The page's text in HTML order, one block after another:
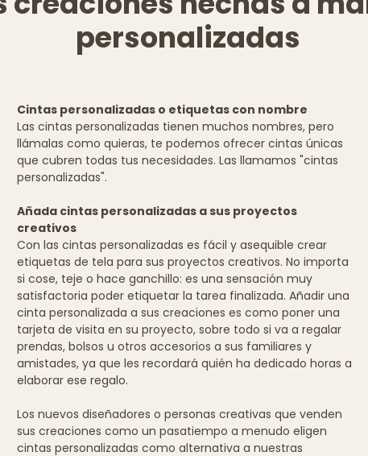
personalizadas
Cintas personalizadas o etiquetas con nombre
Las cintas personalizadas tienen muchos nombres, pero
llámalas como quieras, te podemos ofrecer cintas únicas
que cubren todas tus necesidades. Las llamamos "cintas
personalizadas".
Añada cintas personalizadas a sus proyectos
creativos
Con las cintas personalizadas es fácil y asequible crear
etiquetas de tela para sus proyectos creativos. No importa
si cose, teje o hace ganchillo: es una sensación muy
satisfactoria poder etiquetar la tarea finalizada. Añadir una
cinta personalizada a sus creaciones es como poner una
tarjeta de visita en su proyecto, sobre todo si va a regalar
prendas, bolsos u otros accesorios a sus familiares y
amistades, ya que les recordará quién ha dedicado horas a
elaborar ese regalo.
Los nuevos diseñadores o personas creativas que venden
sus creaciones como un pasatiempo a menudo eligen
cintas personalizadas como alternativa a nuestras